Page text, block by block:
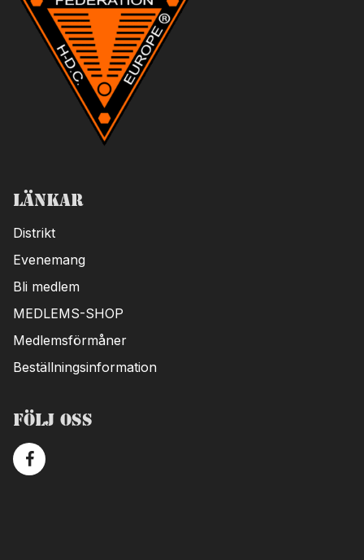
Länkar
Distrikt
Evenemang
Bli medlem
MEDLEMS-SHOP
Medlemsförmåner
Beställningsinformation
Följ oss